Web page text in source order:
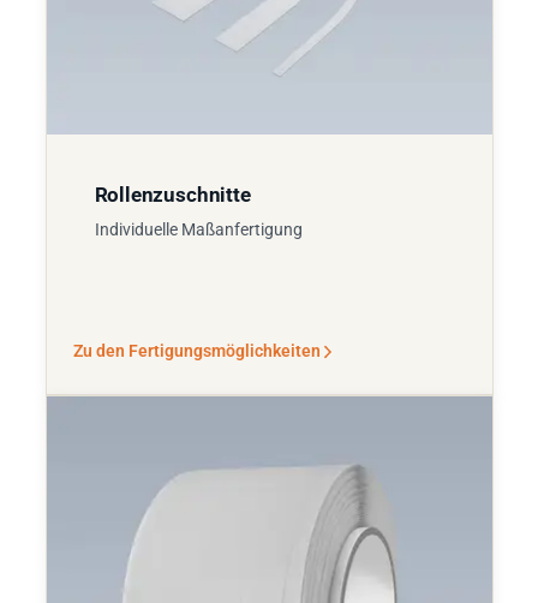
Rollenzuschnitte
Individuelle Maßanfertigung
Zu den Fertigungsmöglichkeiten